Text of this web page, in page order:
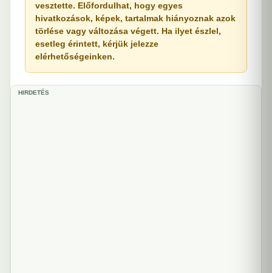
vesztette. Előfordulhat, hogy egyes
hivatkozások, képek, tartalmak hiányoznak azok
törlése vagy változása végett. Ha ilyet észlel,
esetleg érintett, kérjük jelezze
elérhetőségeinken.
HIRDETÉS